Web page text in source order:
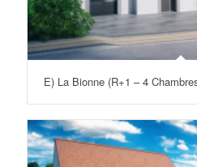
E) La Bionne (R+1 – 4